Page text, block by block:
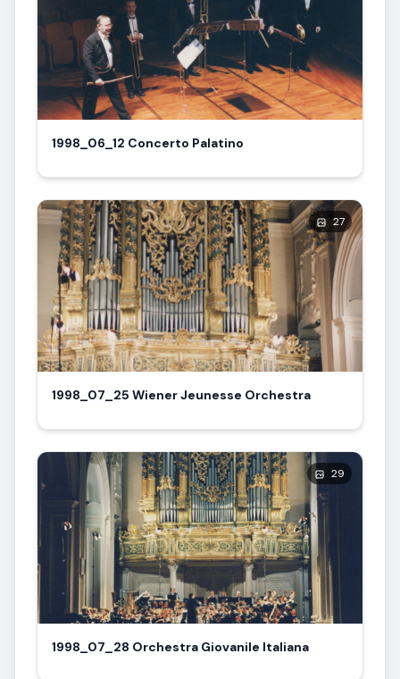
1998_06_12 Concerto Palatino
27
1998_07_25 Wiener Jeunesse Orchestra
29
1998_07_28 Orchestra Giovanile Italiana